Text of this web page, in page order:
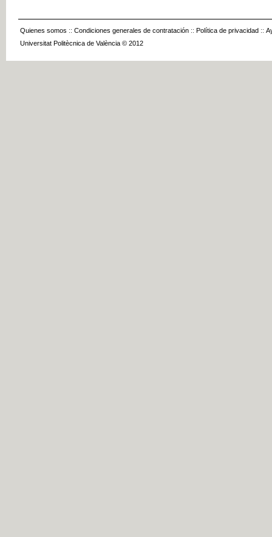
Quienes somos :: Condiciones generales de contratación :: Política de privacidad ::
Universitat Politècnica de València © 2012